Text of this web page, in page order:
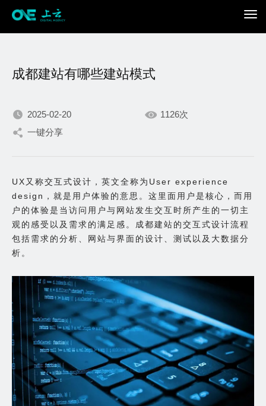
只为在数字世界打造更加
出色的你。
成都建站有哪些建站模式
2025-02-20
1126次
一键分享
UX又称交互式设计，英文全称为User experience
design，就是用户体验的意思。这里面用户是核心，而用
户的体验是当访问用户与网站发生交互时所产生的一切主
观的感受以及需求的满足感。成都建站的交互式设计流程
包括需求的分析、网站与界面的设计、测试以及大数据分
析。